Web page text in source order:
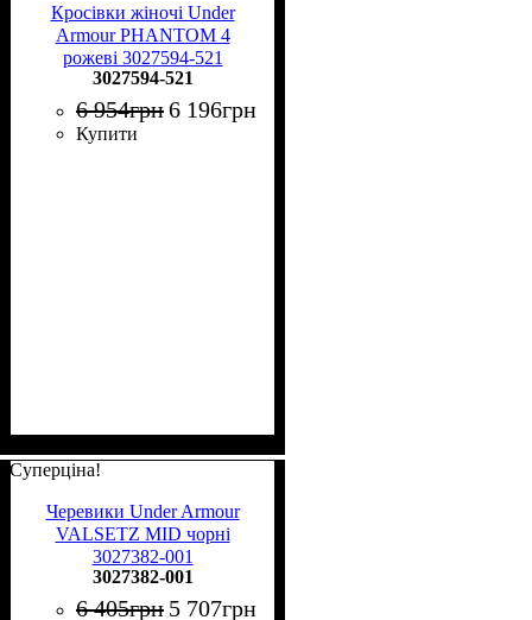
Кросівки жіночі Under
Armour PHANTOM 4
рожеві 3027594-521
3027594-521
6 954грн6 196грн
Купити
Суперціна!
Черевики Under Armour
VALSETZ MID чорні
3027382-001
3027382-001
6 405грн 5 707грн